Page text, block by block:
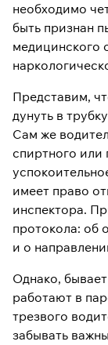
необходимо
быть признан
медицинского
Представим,
дунуть в
Сам же
спиртного или
имеет право
инспектора.
протокола: об
и о
Однако,
работают в
трезвого
забывать